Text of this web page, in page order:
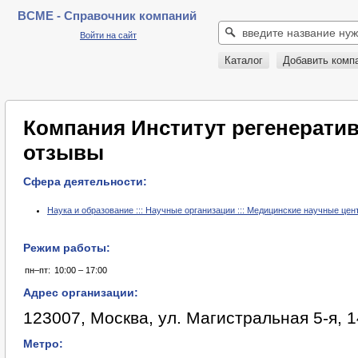
BCME - Справочник компаний
Войти на сайт
Каталог Добавить
Компания Институт
отзывы
Сфера деятельности:
Наука и образование ::: Научные организации ::: Медицинские научные
Режим работы:
пн–пт: 10:00 – 17:00
Адрес организации:
123007, Москва, ул. Магистральная 5-я,
Метро: